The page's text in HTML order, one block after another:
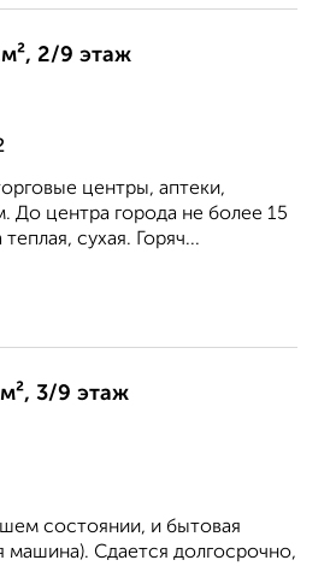
2/9 этаж
центры, аптеки,
До центра города не более 15
сухая. Горяч...
3/9 этаж
состоянии, и бытовая
машина). Сдается долгосрочно,